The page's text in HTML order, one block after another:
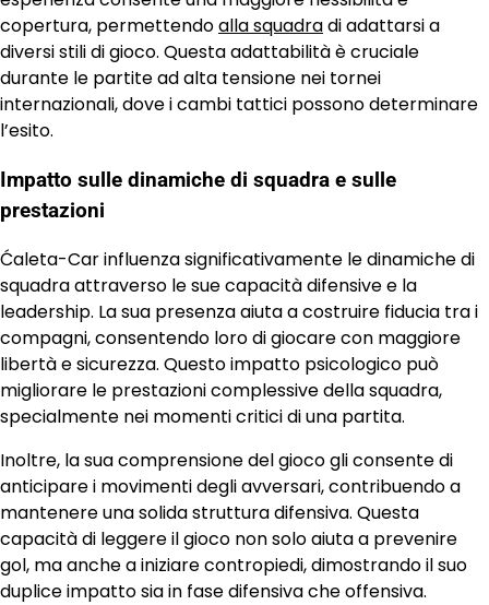
copertura, permettendoalla squadradi adattarsi a
diversi stili di gioco. Questa adattabilità è cruciale
durante le partite ad alta tensione nei tornei
internazionali, dove i cambi tattici possono determinare
l’esito.
Impatto sulle dinamiche di squadra e sulle
prestazioni
Ćaleta-Car influenza significativamente le dinamiche di
squadra attraverso le sue capacità difensive e la
leadership. La sua presenza aiuta a costruire fiducia tra i
compagni, consentendo loro di giocare con maggiore
libertà e sicurezza. Questo impatto psicologico può
migliorare le prestazioni complessive della squadra,
specialmente nei momenti critici di una partita.
Inoltre, la sua comprensione del gioco gli consente di
anticipare i movimenti degli avversari, contribuendo a
mantenere una solida struttura difensiva. Questa
capacità di leggere il gioco non solo aiuta a prevenire
gol, ma anche a iniziare contropiedi, dimostrando il suo
duplice impatto sia in fase difensiva che offensiva.